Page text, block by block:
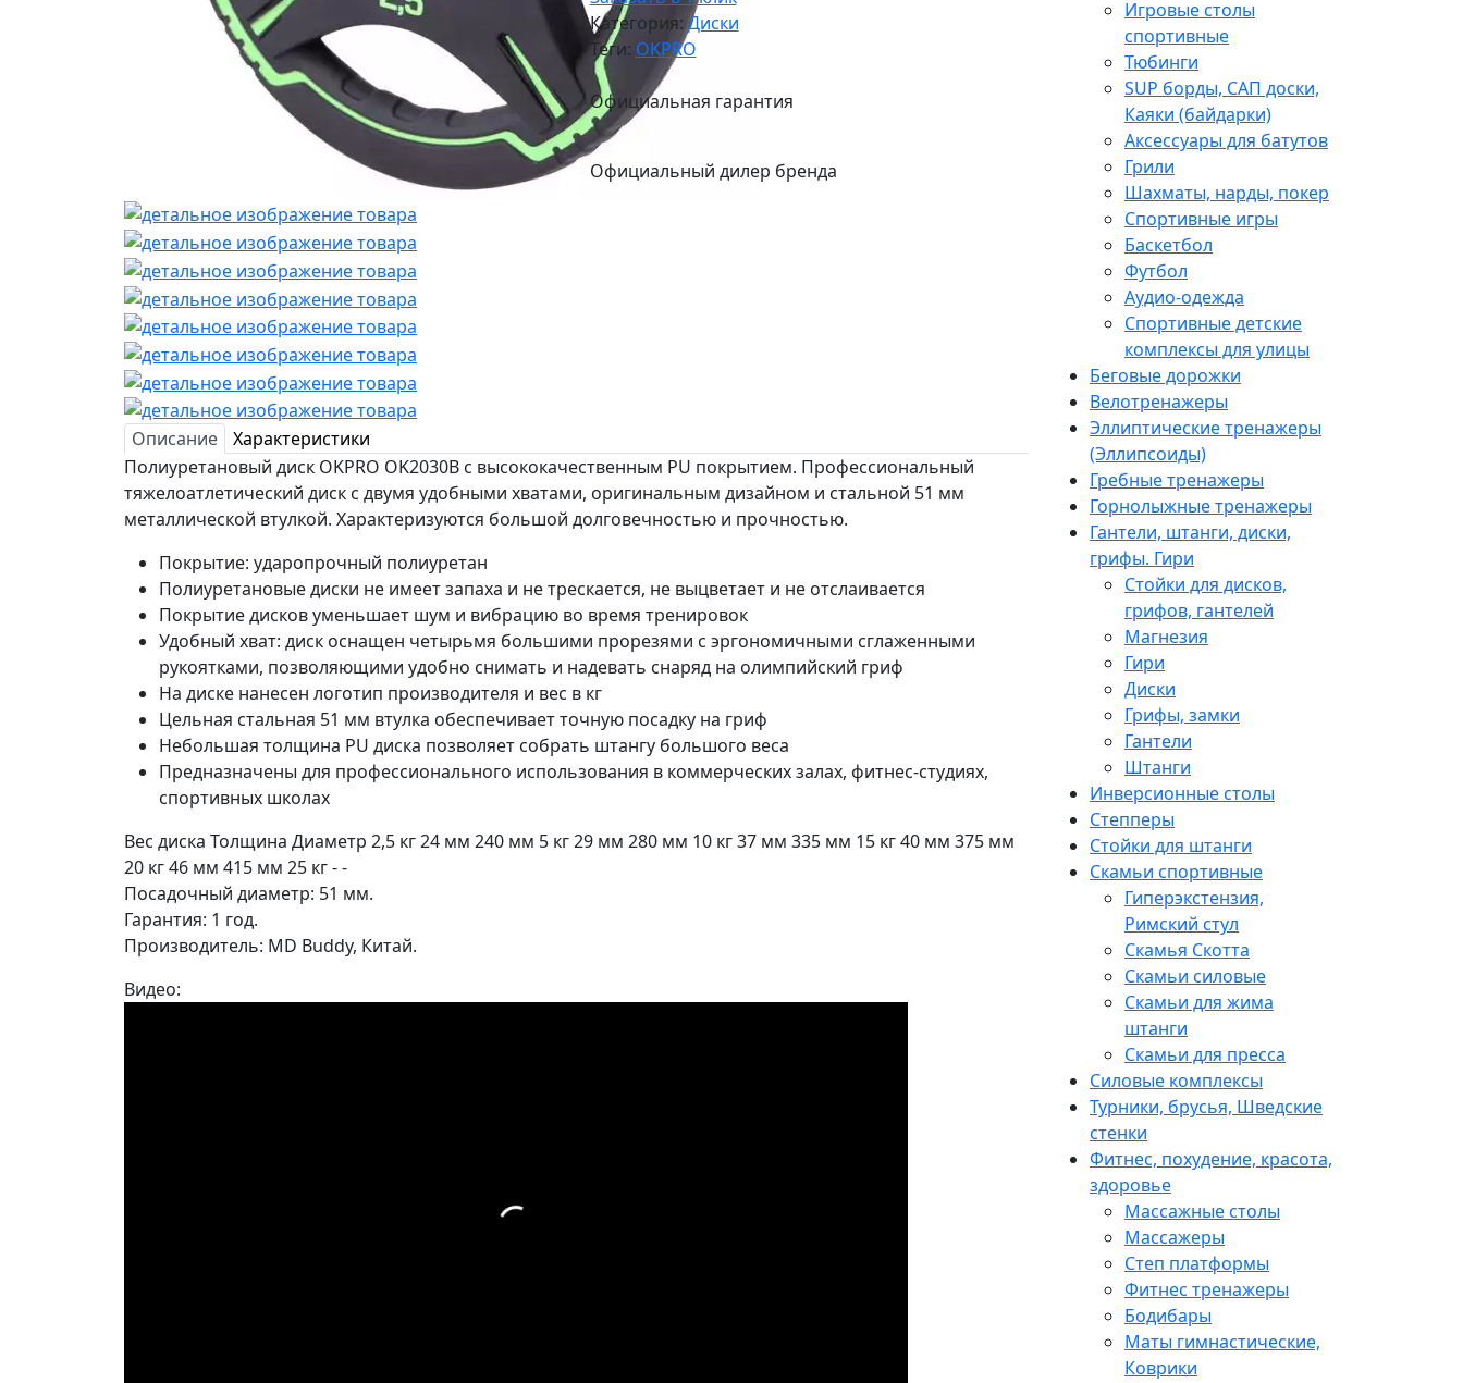
Категория: Диски
Теги: OKPRO
Официальная гарантия
Официальный дилер бренда
Описание
Характеристики
Полиуретановый диск OKPRO OK2030B с высококачественным PU покрытием. Профессиональный
тяжелоатлетический диск с двумя удобными хватами, оригинальным дизайном и стальной 51 мм
металлической втулкой. Характеризуются большой долговечностью и прочностью.
Покрытие: ударопрочный полиуретан
Полиуретановые диски не имеет запаха и не трескается, не выцветает и не отслаивается
Покрытие дисков уменьшает шум и вибрацию во время тренировок
Удобный хват: диск оснащен четырьмя большими прорезями с эргономичными сглаженными
рукоятками, позволяющими удобно снимать и надевать снаряд на олимпийский гриф
На диске нанесен логотип производителя и вес в кг
Цельная стальная 51 мм втулка обеспечивает точную посадку на гриф
Небольшая толщина PU диска позволяет собрать штангу большого веса
Предназначены для профессионального использования в коммерческих залах, фитнес-студиях,
спортивных школах
Вес диска Толщина Диаметр 2,5 кг 24 мм 240 мм 5 кг 29 мм 280 мм 10 кг 37 мм 335 мм 15 кг 40 мм 375 мм
20 кг 46 мм 415 мм 25 кг - -
Посадочный диаметр: 51 мм.
Гарантия: 1 год.
Производитель: MD Buddy, Китай.
Видео:
Игровые столы
спортивные
Тюбинги
SUP борды, САП доски,
Каяки (байдарки)
Аксессуары для батутов
Грили
Шахматы, нарды, покер
Спортивные игры
Баскетбол
Футбол
Аудио-одежда
Спортивные детские
комплексы для улицы
Беговые дорожки
Велотренажеры
Эллиптические тренажеры
(Эллипсоиды)
Гребные тренажеры
Горнолыжные тренажеры
Гантели, штанги, диски,
грифы. Гири
Стойки для дисков,
грифов, гантелей
Магнезия
Гири
Диски
Грифы, замки
Гантели
Штанги
Инверсионные столы
Степперы
Стойки для штанги
Скамьи спортивные
Гиперэкстензия,
Римский стул
Скамья Скотта
Скамьи силовые
Скамьи для жима
штанги
Скамьи для пресса
Силовые комплексы
Турники, брусья, Шведские
стенки
Фитнес, похудение, красота,
здоровье
Массажные столы
Массажеры
Степ платформы
Фитнес тренажеры
Бодибары
Маты гимнастические,
Коврики